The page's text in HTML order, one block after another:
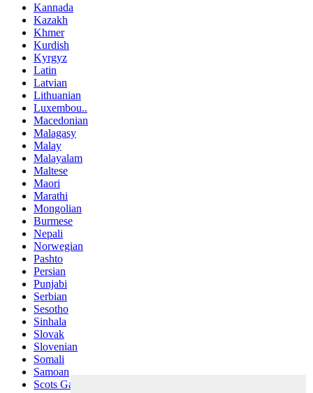
Kannada
Kazakh
Khmer
Kurdish
Kyrgyz
Latin
Latvian
Lithuanian
Luxembou..
Macedonian
Malagasy
Malay
Malayalam
Maltese
Maori
Marathi
Mongolian
Burmese
Nepali
Norwegian
Pashto
Persian
Punjabi
Serbian
Sesotho
Sinhala
Slovak
Slovenian
Somali
Samoan
Scots Gaelic